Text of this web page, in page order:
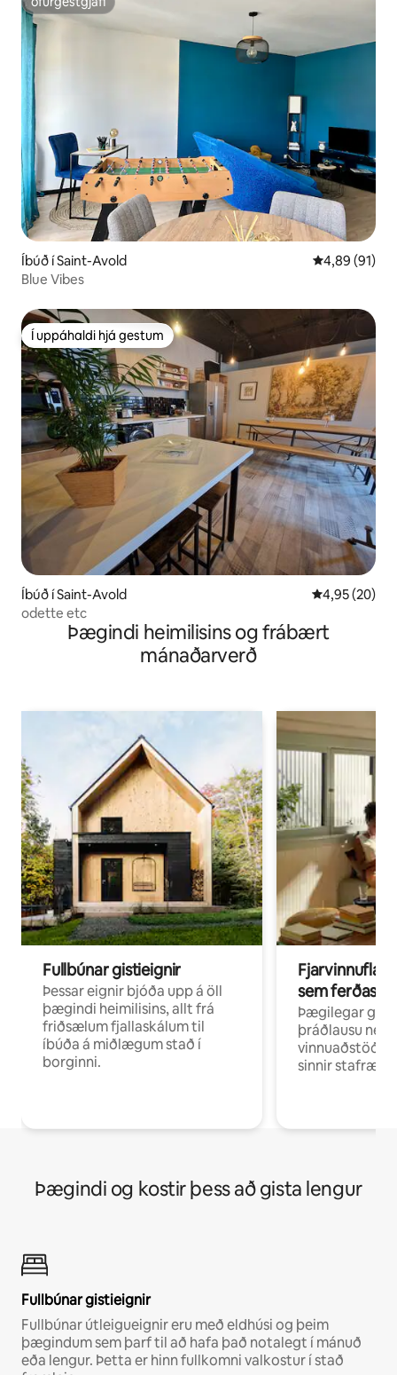
ofurgestgjafi
Íbúð í Saint-Avold 4,89 af 5 í
4,89 (91)
Blue Vibes
Í uppáhaldi hjá gestum
Í uppáhaldi hjá gestum
Íbúð í Saint-Avold 4,95 af 5 í
4,95 (20)
odette etc
Þægindi heimilisins og frábært
mánaðarverð
Fullbúnar gistieignir
Þessar eignir bjóða upp á öll
þægindi heimilisins, allt frá
friðsælum fjallaskálum til
íbúða á miðlægum stað í
borginni.
sem ferðast
Þægilegar
þráðlausu neti
vinnuaðstöðu
sinnir
Þægindi og kostir þess að gista lengur
Fullbúnar gistieignir
Fullbúnar útleigueignir eru með eldhúsi og þeim
þægindum sem þarf til að hafa það notalegt í mánuð
eða lengur. Þetta er hinn fullkomni valkostur í stað